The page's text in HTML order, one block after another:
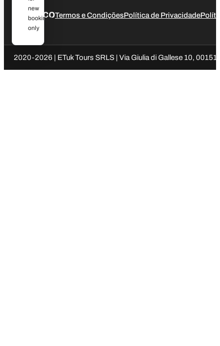
JurídicoTermos e CondiçõesPolítica de Privacidade
2020-2026 | ETuk Tours SRLS | Via Giulia di Gallese 10,
new
bookings
only